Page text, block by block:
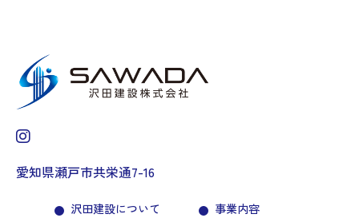
愛知県瀬戸市共栄通7-16
沢田建設について 事業内容